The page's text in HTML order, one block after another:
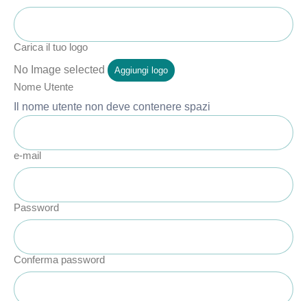
Carica il tuo logo
No Image selected
Aggiungi logo
Nome Utente
Il nome utente non deve contenere spazi
e-mail
Password
Conferma password